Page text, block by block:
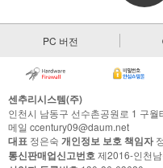
PC 버전
센추리시스템(주)
인천시 남동구 선수촌공원로 1 구
메일 ccentury09@daum.net
대표 정은숙 개인정보 보호 책임자
통신판매업신고번호제2016-인천